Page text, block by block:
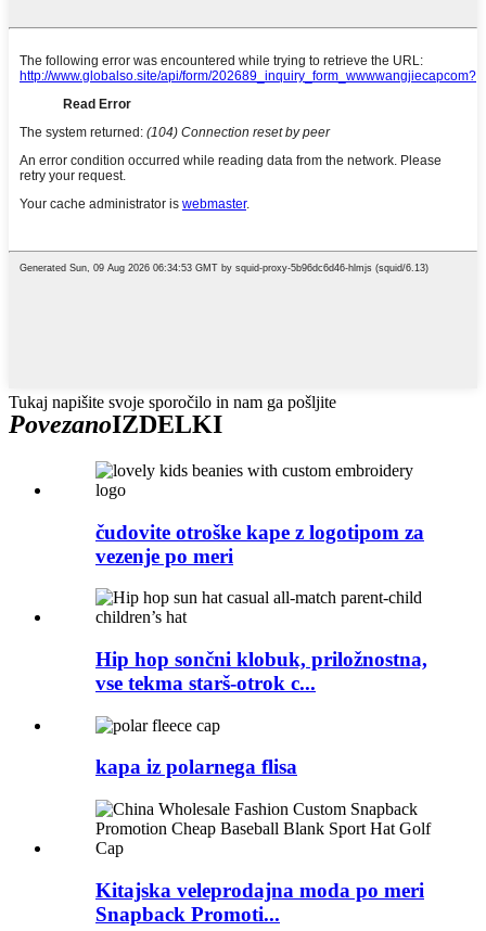
Tukaj napišite svoje sporočilo in nam ga pošljite
PovezanoIZDELKI
čudovite otroške kape z logotipom za
vezenje po meri
Hip hop sončni klobuk, priložnostna,
vse tekma starš-otrok c...
kapa iz polarnega flisa
Kitajska veleprodajna moda po meri
Snapback Promoti...